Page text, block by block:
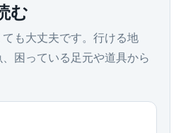
む
も大丈夫です。行ける地
困っている足元や道具から